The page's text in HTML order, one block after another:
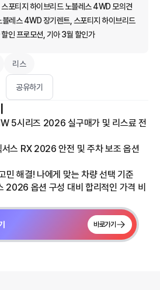
포티지 하이브리드 노블레스 4WD 모의견
레스 4WD 장기렌트, 스포티지 하이브리드
인 프로모션, 기아 3월 할인가
리스
공유하기
5시리즈 2026 실구매가 및 리스료 전
스 RX 2026 안전 및 주차 보조 옵션
해결! 나에게 맞는 차량 선택 기준
옵션 구성 대비 합리적인 가격 비
바로가기